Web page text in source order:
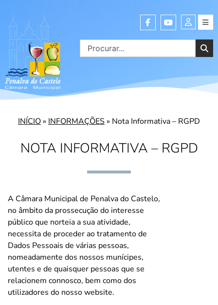
NOTA INFORMATIVA – RGPD
INÍCIO » INFORMAÇÕES » Nota Informativa – RGPD
A Câmara Municipal de Penalva do Castelo,
no âmbito da prossecução do interesse
público que norteia a sua atividade,
necessita de proceder ao tratamento de
Dados Pessoais de várias pessoas,
nomeadamente dos nossos munícipes,
utentes e de quaisquer pessoas que se
relacionem connosco, bem como dos
utilizadores do nosso website.